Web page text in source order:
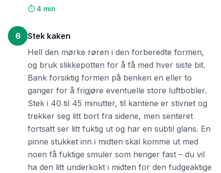
⏱️ 4 min
6
Stek kaken
Hell den mørke røren i den forberedte formen,
og bruk slikkepotten for å få med hver siste bit.
Bank forsiktig formen på benken en eller to
ganger for å frigjøre eventuelle store luftbobler.
Stek i 40 til 45 minutter, til kantene er stivnet og
trekker seg litt bort fra sidene, men senteret
fortsatt ser litt fuktig ut og har en subtil glans. En
pinne stukket inn i midten skal komme ut med
noen få fuktige smuler som henger fast – du vil
ha den litt underkokt i midten for den fudgeaktige